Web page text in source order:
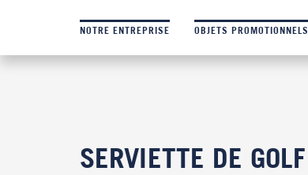
NOTRE ENTREPRISE OBJETS PROMOTIONNELS
SERVIETTE DE GOLF